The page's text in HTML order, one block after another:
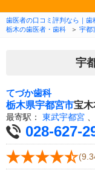
歯医者の口コミ評判なら｜
栃木の歯医者・歯科
＞ 宇都
宇
てづか歯科
栃木県宇都宮市宝
最寄駅： 東武宇都宮
028-627-